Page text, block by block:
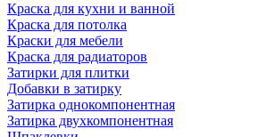
Краска для кухни и ванной
Краска для потолка
Краски для мебели
Краска для радиаторов
Затирки для плитки
Добавки в затирку
Затирка однокомпонентная
Затирка двухкомпонентная